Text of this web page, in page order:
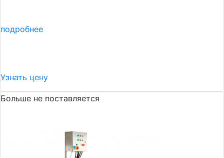
подробнее
Узнать цену
Больше не поставляется